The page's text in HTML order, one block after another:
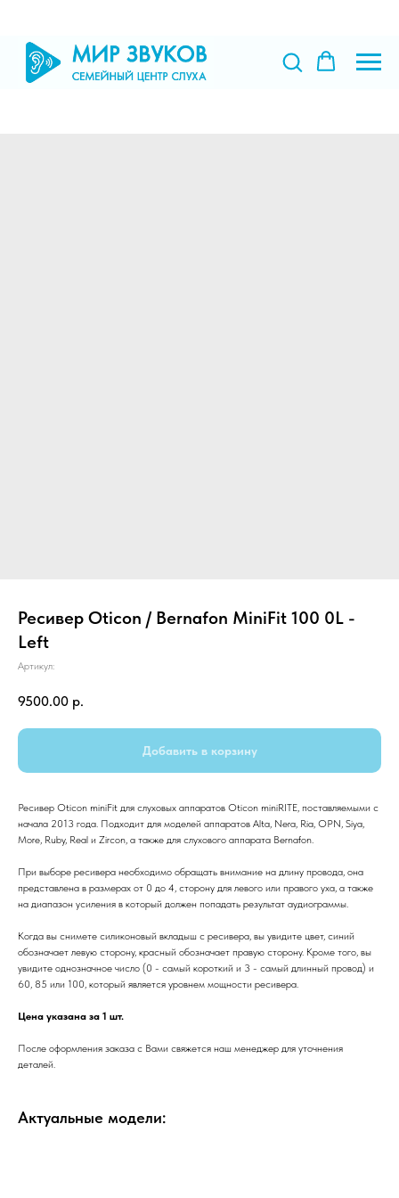
Ресивер Oticon / Bernafon MiniFit 100 0L -
Left
Артикул:
9500.00 р.
Добавить в корзину
Ресивер Oticon miniFit для слуховых аппаратов Oticon miniRITE, поставляемыми с
начала 2013 года. Подходит для моделей аппаратов Alta, Nera, Ria, OPN, Siya,
More, Ruby, Real и Zircon, а также для слухового аппарата Bernafon.
При выборе ресивера необходимо обращать внимание на длину провода, она
представлена в размерах от 0 до 4, сторону для левого или правого уха, а также
на диапазон усиления в который должен попадать результат аудиограммы.
Когда вы снимете силиконовый вкладыш с ресивера, вы увидите цвет, синий
обозначает левую сторону, красный обозначает правую сторону. Кроме того, вы
увидите однозначное число (0 - самый короткий и 3 - самый длинный провод) и
60, 85 или 100, который является уровнем мощности ресивера.
Цена указана за 1 шт.
После оформления заказа с Вами свяжется наш менеджер для уточнения
деталей.
Актуальные модели: